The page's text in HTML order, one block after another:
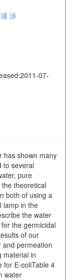
渉
07-
has shown many
to several
pure
theoretical
both of using a
lamp in the
the water
the germicidal
of our
and permeation
material in
for E-coliTable 4
water